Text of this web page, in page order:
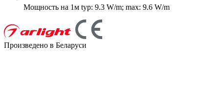
Мощность на 1м typ: 9.3 W/m; max: 9.6 W/m
Произведено в Беларуси